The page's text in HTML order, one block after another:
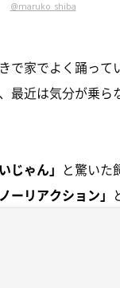
@maruko_shiba
で家でよく踊っ
最近は気分が乗
ゃん」 と驚いた
ーリアクション」